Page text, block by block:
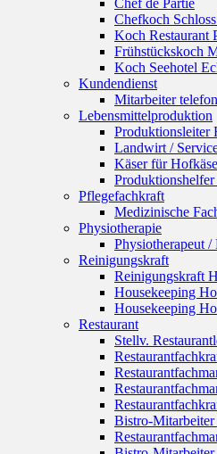
Chef de Partie
Chefkoch
Koch Restaurant
Frühstückskoch
Koch Seehotel
Kundendienst
Mitarbeiter
Lebensmittelproduktion
Produktionsleiter
Landwirt /
Käser für Hofkäse
Produktionshelfer
Pflegefachkraft
Medizinische
Physiotherapie
Physiotherapeut /
Reinigungskraft
Reinigungskraft
Housekeeping
Housekeeping
Restaurant
Stellv.
Bistro-Mitarbeiter